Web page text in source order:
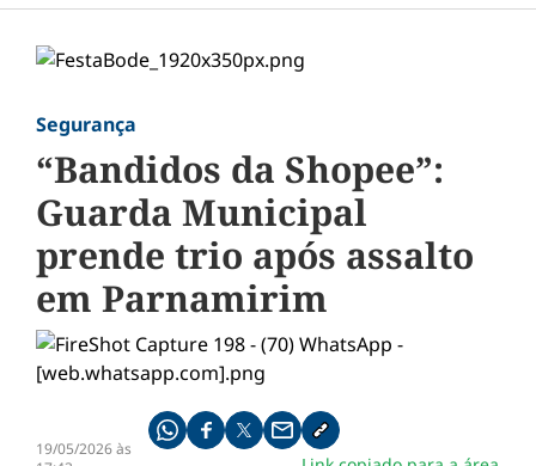
Segurança
“Bandidos da Shopee”:
Guarda Municipal
prende trio após assalto
em Parnamirim
19/05/2026 às
Compartilhe pelo whatsapp
Compartilhar no facebook
Compartilhar no twitter
Compartilhe pelo email
Copiar link da notícia